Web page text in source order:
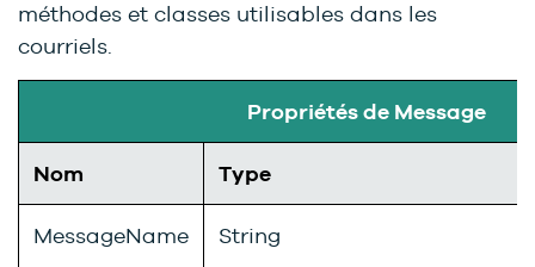
méthodes et classes utilisables dans les
courriels.
Propriétés de Message
Nom Type
MessageName String